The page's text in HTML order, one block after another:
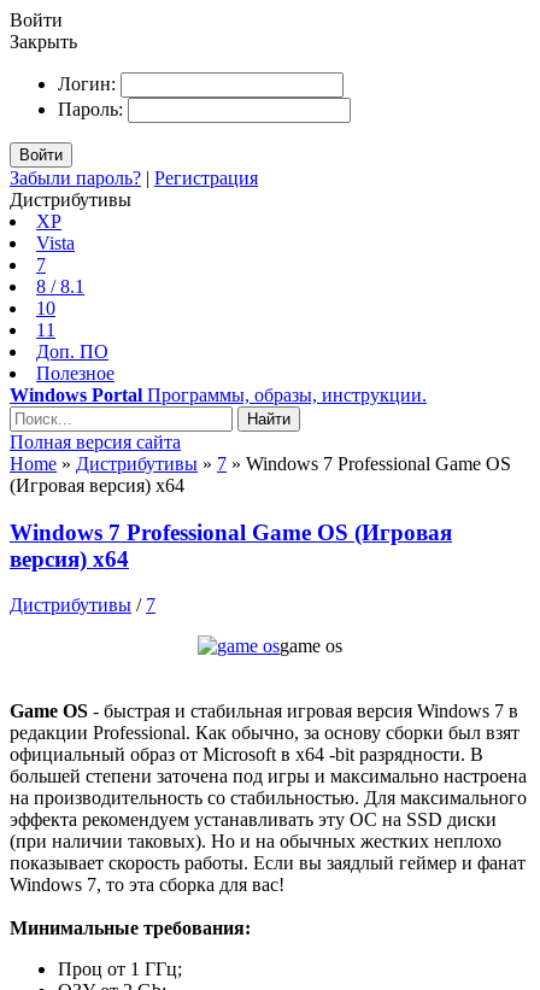
Войти
Закрыть
Логин:
Пароль:
Войти
Забыли пароль? | Регистрация
Дистрибутивы
XP
Vista
7
8 / 8.1
10
11
Доп. ПО
Полезное
Windows Portal Программы, образы, инструкции.
Найти
Полная версия сайта
Home » Дистрибутивы » 7 » Windows 7 Professional Game OS
(Игровая версия) x64
Windows 7 Professional Game OS (Игровая
версия) x64
Дистрибутивы / 7
game os
Game OS - быстрая и стабильная игровая версия Windows 7 в
редакции Professional. Как обычно, за основу сборки был взят
официальный образ от Microsoft в x64 -bit разрядности. В
большей степени заточена под игры и максимально настроена
на производительность со стабильностью. Для максимального
эффекта рекомендуем устанавливать эту ОС на SSD диски
(при наличии таковых). Но и на обычных жестких неплохо
показывает скорость работы. Если вы заядлый геймер и фанат
Windows 7, то эта сборка для вас!
Минимальные требования:
Проц от 1 ГГц;